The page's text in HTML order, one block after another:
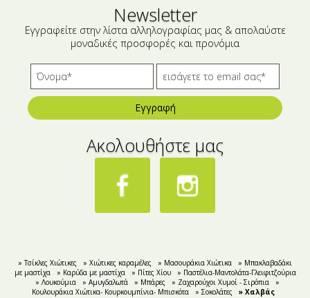
Κεραλοιφές
Μακιγιάζ
Αλμυρά snacks
Ροφήματα
Ελαιόλαδο
Αλάτι
Αλίπαστα Ψαρικά
Έτοιμα Μείγματα
Newsletter
Εγγραφείτε στην λίστα αλληλογραφίας μας & απολαύστε
μοναδικές προσφορές και προνόμια
Εγγραφή
Ακολουθήστε μας
» Τσίκλες Χιώτικες » Χιώτικες καραμέλες » Μασουράκια Χιώτικα
» Mπακλαβαδάκι
με μαστίχα
» Καρύδα με μαστίχα » Πίτες Χίου
» Παστέλια-Μαντολάτα-Γλειφιτζούρια
» Λουκούμια
» Aμυγδαλωτά » Μπάρες » Ζαχαρούχοι Χυμοί - Σιρόπια
»
Κουλουράκια Χιώτικα- Κουρκουμπίνια- Μπισκότα
» Σοκολάτες » Χαλβάς